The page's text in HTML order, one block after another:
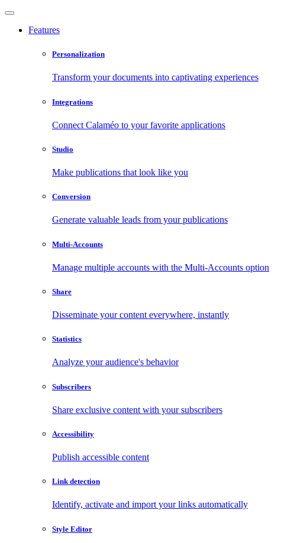
Features
Personalization
Transform your documents into captivating experiences
Integrations
Connect Calaméo to your favorite applications
Studio
Make publications that look like you
Conversion
Generate valuable leads from your publications
Multi-Accounts
Manage multiple accounts with the Multi-Accounts option
Share
Disseminate your content everywhere, instantly
Statistics
Analyze your audience's behavior
Subscribers
Share exclusive content with your subscribers
Accessibility
Publish accessible content
Link detection
Identify, activate and import your links automatically
Style Editor